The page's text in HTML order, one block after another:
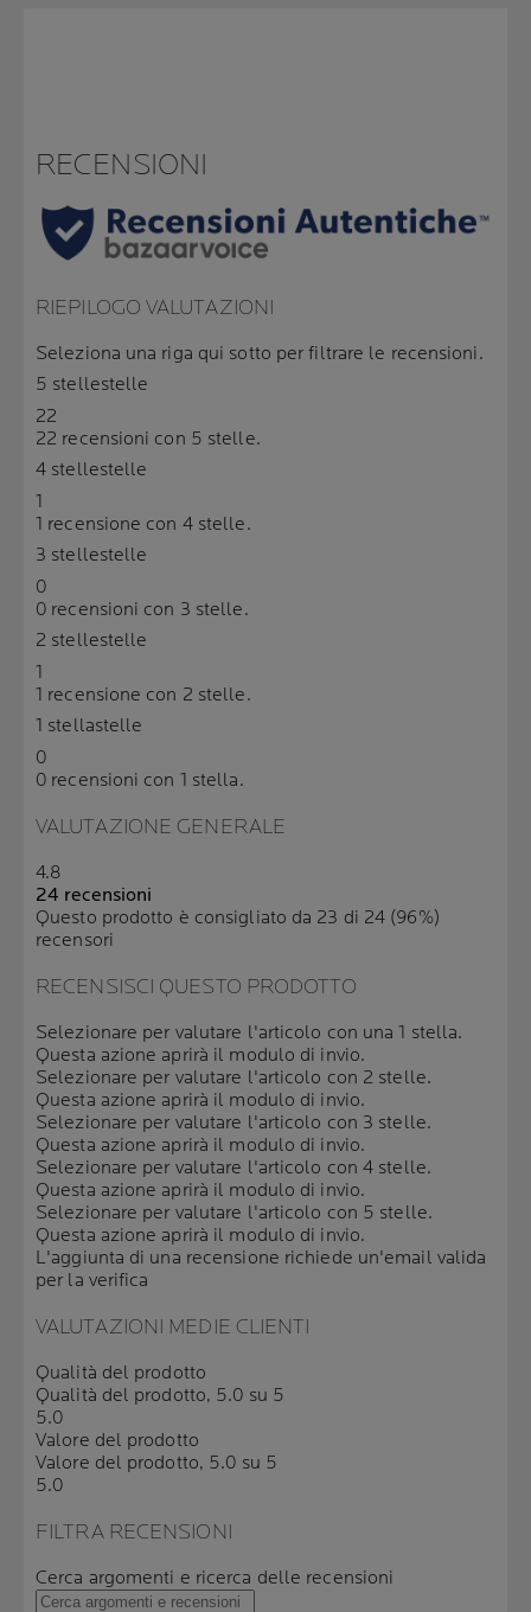
RECENSIONI
RIEPILOGO VALUTAZIONI
Seleziona una riga qui sotto per filtrare le recensioni.
5 stellestelle
22
22 recensioni con 5 stelle.
4 stellestelle
1
1 recensione con 4 stelle.
3 stellestelle
0
0 recensioni con 3 stelle.
2 stellestelle
1
1 recensione con 2 stelle.
1 stellastelle
0
0 recensioni con 1 stella.
VALUTAZIONE GENERALE
4.8
24 recensioni
Questo prodotto è consigliato da 23 di 24 (96%)
recensori
RECENSISCI QUESTO PRODOTTO
Selezionare per valutare l'articolo con una 1 stella.
Questa azione aprirà il modulo di invio.
Selezionare per valutare l'articolo con 2 stelle.
Questa azione aprirà il modulo di invio.
Selezionare per valutare l'articolo con 3 stelle.
Questa azione aprirà il modulo di invio.
Selezionare per valutare l'articolo con 4 stelle.
Questa azione aprirà il modulo di invio.
Selezionare per valutare l'articolo con 5 stelle.
Questa azione aprirà il modulo di invio.
L'aggiunta di una recensione richiede un'email valida
per la verifica
VALUTAZIONI MEDIE CLIENTI
Qualità del prodotto
Qualità del prodotto, 5.0 su 5
5.0
Valore del prodotto
Valore del prodotto, 5.0 su 5
5.0
FILTRA RECENSIONI
Cerca argomenti e ricerca delle recensioni